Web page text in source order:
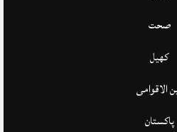
صحت
کھیل
الاقوامی
پاکستان